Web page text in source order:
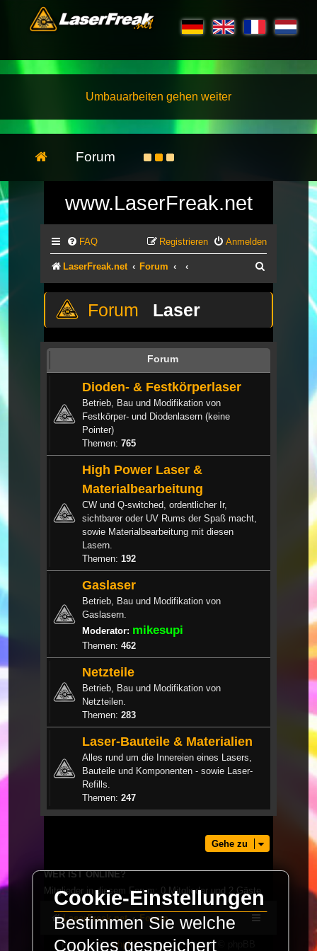
Umbauarbeiten gehen weiter
Forum
www.LaserFreak.net
FAQ Anmelden
Registrieren
LaserFreak.net Forum
Laser
Forum
Dioden- & Festkörperlaser
Betrieb, Bau und Modifikation von
Festkörper- und Diodenlasern (keine
Pointer)
Themen: 765
High Power Laser &
Materialbearbeitung
CW und Q-switched, ordentlicher Ir,
sichtbarer oder UV Rums der Spaß macht,
sowie Materialbearbeitung mit diesen
Lasern.
Themen: 192
Gaslaser
Betrieb, Bau und Modifikation von
Gaslasern.
Moderator: mikesupi
Themen: 462
Netzteile
Betrieb, Bau und Modifikation von
Netzteilen.
Themen: 283
Laser-Bauteile & Materialien
Alles rund um die Innereien eines Lasers,
Bauteile und Komponenten - sowie Laser-
Refills.
Themen: 247
Gehe zu
WER IST ONLINE?
Mitglieder in diesem Forum: 0 Mitglieder und 2 Gäste
LaserFreak.net Forum
Powered byphpBB® Forum Software © phpBB
Cookie-Einstellungen
Bestimmen Sie welche
Cookies gespeichert